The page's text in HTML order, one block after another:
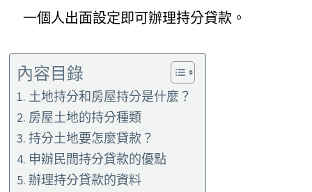
一個人出面設定即可辦理持分貸款。
內容目錄
土地持分和房屋持分是什麼？
房屋土地的持分種類
持分土地要怎麼貸款？
申辦民間持分貸款的優點
辦理持分貸款的資料